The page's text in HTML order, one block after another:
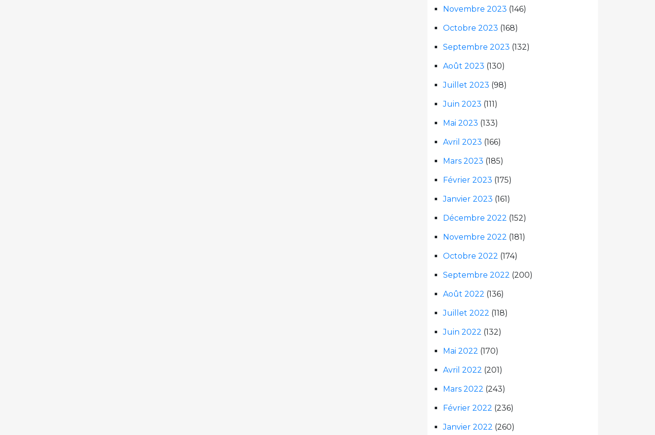
Novembre 2023 (146)
Octobre 2023 (168)
Septembre 2023 (132)
Août 2023 (130)
Juillet 2023 (98)
Juin 2023 (111)
Mai 2023 (133)
Avril 2023 (166)
Mars 2023 (185)
Février 2023 (175)
Janvier 2023 (161)
Décembre 2022 (152)
Novembre 2022 (181)
Octobre 2022 (174)
Septembre 2022 (200)
Août 2022 (136)
Juillet 2022 (118)
Juin 2022 (132)
Mai 2022 (170)
Avril 2022 (201)
Mars 2022 (243)
Février 2022 (236)
Janvier 2022 (260)